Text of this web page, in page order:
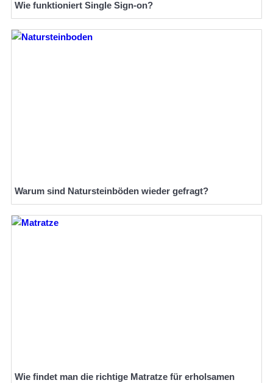
Wie funktioniert Single Sign-on?
Warum sind Natursteinböden wieder gefragt?
Wie findet man die richtige Matratze für erholsamen